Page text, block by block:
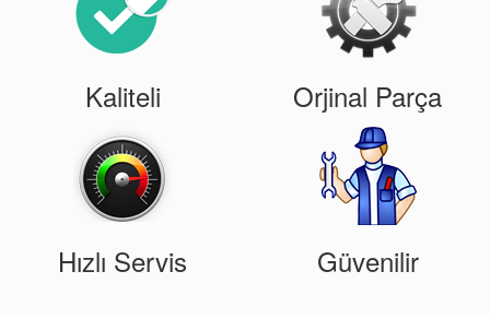
Kaliteli Orjinal Parça
Hızlı Servis Güvenilir